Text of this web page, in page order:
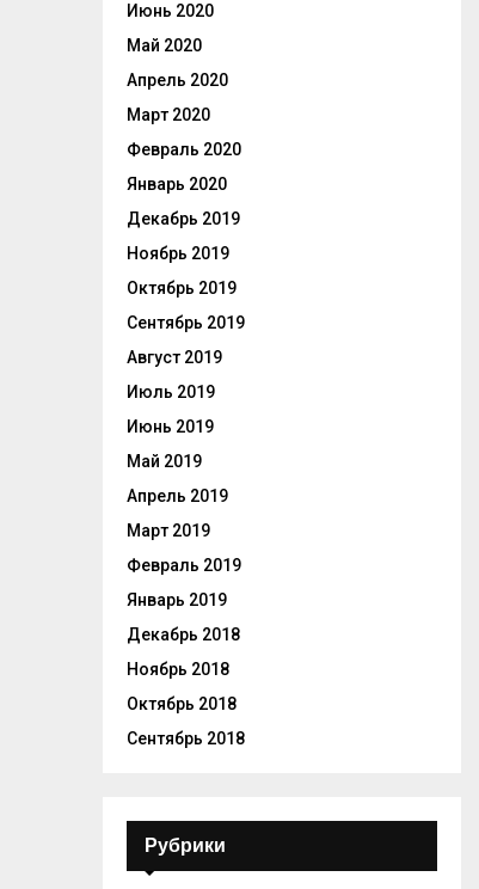
Июнь 2020
Май 2020
Апрель 2020
Март 2020
Февраль 2020
Январь 2020
Декабрь 2019
Ноябрь 2019
Октябрь 2019
Сентябрь 2019
Август 2019
Июль 2019
Июнь 2019
Май 2019
Апрель 2019
Март 2019
Февраль 2019
Январь 2019
Декабрь 2018
Ноябрь 2018
Октябрь 2018
Сентябрь 2018
Рубрики